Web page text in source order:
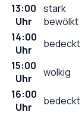
13:00
Uhr
stark
bewölkt
14:00
Uhr
bedeckt
15:00
Uhr
wolkig
16:00
Uhr
bedeckt